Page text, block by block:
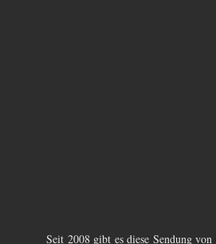
Seit 2008 gibt es diese Sendung